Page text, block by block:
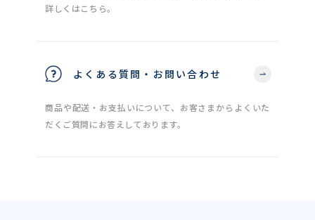
詳しくはこちら。
よくある質問・お問い合わせ
商品や配送・お支払いについて、お客さまからよくいた
だくご質問にお答えしております。